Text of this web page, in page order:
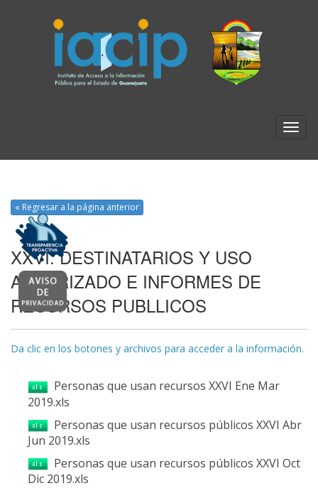
« Regresar a la página anterior
XXVI. DESTINATARIOS Y USO
AUTORIZADO E INFORMES DE
RECURSOS PUBLLICOS
Da clic en los botones y archivos para acceder a la información.
Personas que usan recursos XXVI Ene Mar
2019.xls
Personas que usan recursos públicos XXVI Abr
Jun 2019.xls
Personas que usan recursos públicos XXVI Oct
Dic 2019.xls